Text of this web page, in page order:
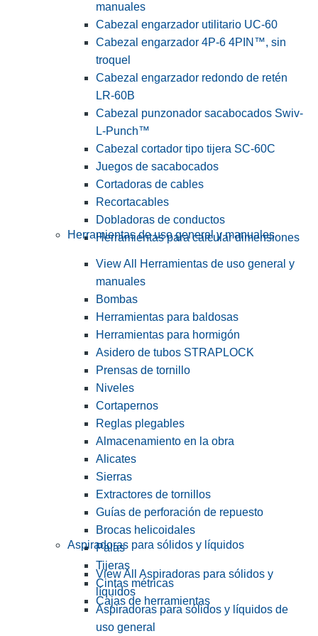
manuales
Cabezal engarzador utilitario UC-60
Cabezal engarzador 4P-6 4PIN™, sin
troquel
Cabezal engarzador redondo de retén
LR-60B
Cabezal punzonador sacabocados Swiv-
L-Punch™
Cabezal cortador tipo tijera SC-60C
Juegos de sacabocados
Cortadoras de cables
Recortacables
Dobladoras de conductos
Herramientas para calcular dimensiones
Herramientas de uso general y manuales
View All Herramientas de uso general y
manuales
Bombas
Herramientas para baldosas
Herramientas para hormigón
Asidero de tubos STRAPLOCK
Prensas de tornillo
Niveles
Cortapernos
Reglas plegables
Almacenamiento en la obra
Alicates
Sierras
Extractores de tornillos
Guías de perforación de repuesto
Brocas helicoidales
Palas
Tijeras
Cintas métricas
Cajas de herramientas
Aspiradoras para sólidos y líquidos
View All Aspiradoras para sólidos y
líquidos
Aspiradoras para sólidos y líquidos de
uso general